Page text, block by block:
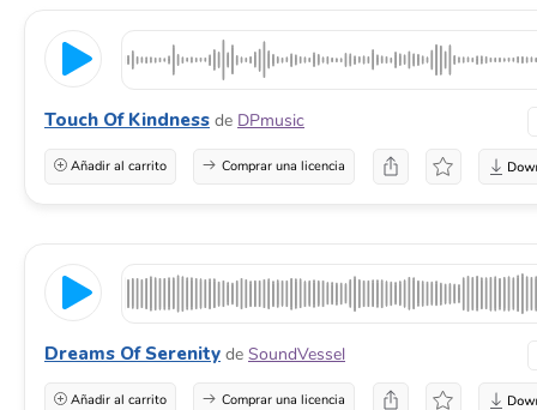
Touch Of Kindness de DPmusic
Añadir al carrito Comprar una licencia
Dreams Of Serenity de SoundVessel
Añadir al carrito Comprar una licencia